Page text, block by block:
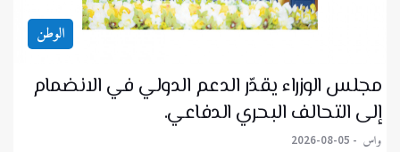
الوطن
مجلس الوزراء يقدّر الدعم الدولي في الانضمام
إلى التحالف البحري الدفاعي.
واس 2026-08-05